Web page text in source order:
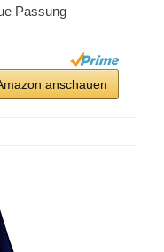
Passung
anschauen